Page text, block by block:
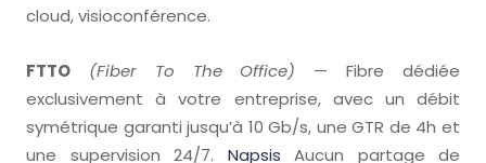
cloud, visioconférence.
FTTO (Fiber To The Office) — Fibre dédiée
exclusivement à votre entreprise, avec un débit
symétrique garanti jusqu’à 10 Gb/s, une GTR de 4h et
une supervision 24/7. Napsis Aucun partage de